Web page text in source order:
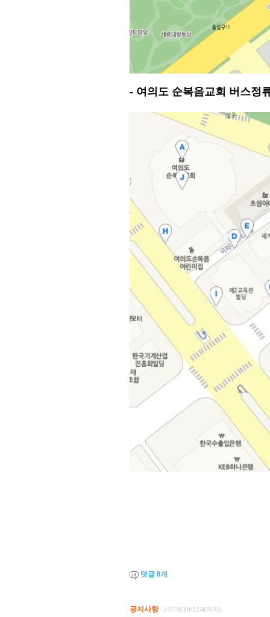
- 여의도 순복음교회 버스정
댓글 0개
공지사항 247개(10/12페이지)